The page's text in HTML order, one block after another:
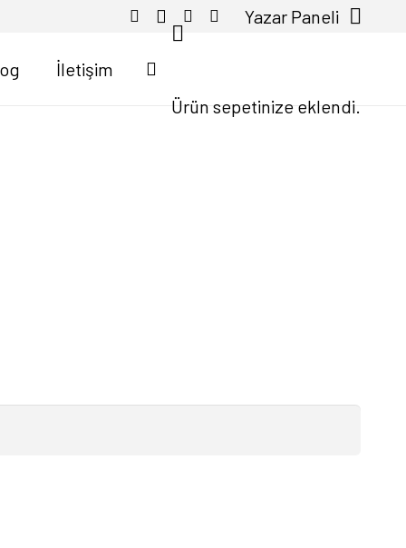
Yazar Paneli
İletişim
Ürün sepetinize eklendi.